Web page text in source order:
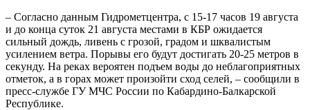
– Согласно данным Гидрометцентра, с 15-17 часов 19 августа
и до конца суток 21 августа местами в КБР ожидается
сильный дождь, ливень с грозой, градом и шквалистым
усилением ветра. Порывы его будут достигать 20-25 метров в
секунду. На реках вероятен подъем воды до неблагоприятных
отметок, а в горах может произойти сход селей, – сообщили в
пресс-службе ГУ МЧС России по Кабардино-Балкарской
Республике.